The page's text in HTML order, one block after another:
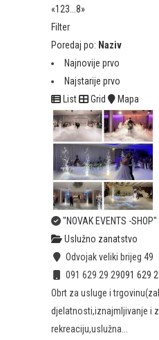
«123...8»
Filter
Poredaj po: Naziv
Najnovije prvo
Najstarije prvo
List
Grid Mapa
"NOVAK EVENTS -SHOP"
Uslužno zanatstvo
Odvojak veliki brijeg 49
091 629 29 29091 629
Obrt za usluge i
djelatnosti,iznajmljivanje i
rekreaciju,uslužna...